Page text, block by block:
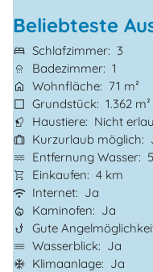
Beliebteste
Schlafzimmer
3
Badezimmer 1
Wohnfläche
71 m²
Grundstück
1.362 m²
Haustiere
Nicht
Kurzurlaub möglich
Entfernung Wasser
Einkaufen
4 km
Internet
Ja
Kaminofen
Ja
Gute
Wasserblick
Ja
Klimaanlage
Ja